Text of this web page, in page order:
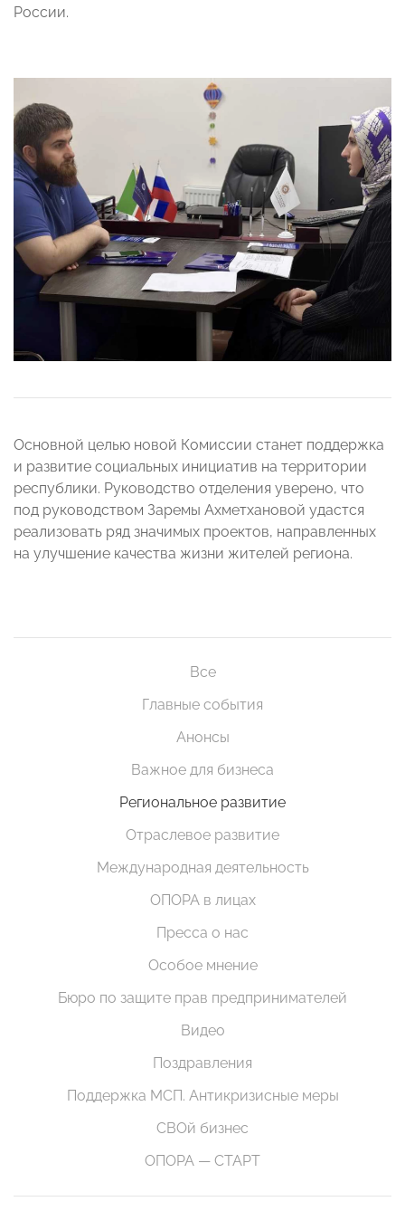
России.
Основной целью новой Комиссии станет поддержка
и развитие социальных инициатив на территории
республики. Руководство отделения уверено, что
под руководством Заремы Ахметхановой удастся
реализовать ряд значимых проектов, направленных
на улучшение качества жизни жителей региона.
Все
Главные события
Анонсы
Важное для бизнеса
Региональное развитие
Отраслевое развитие
Международная деятельность
ОПОРА в лицах
Пресса о нас
Особое мнение
Бюро по защите прав предпринимателей
Видео
Поздравления
Поддержка МСП. Антикризисные меры
СВОй бизнес
ОПОРА — СТАРТ